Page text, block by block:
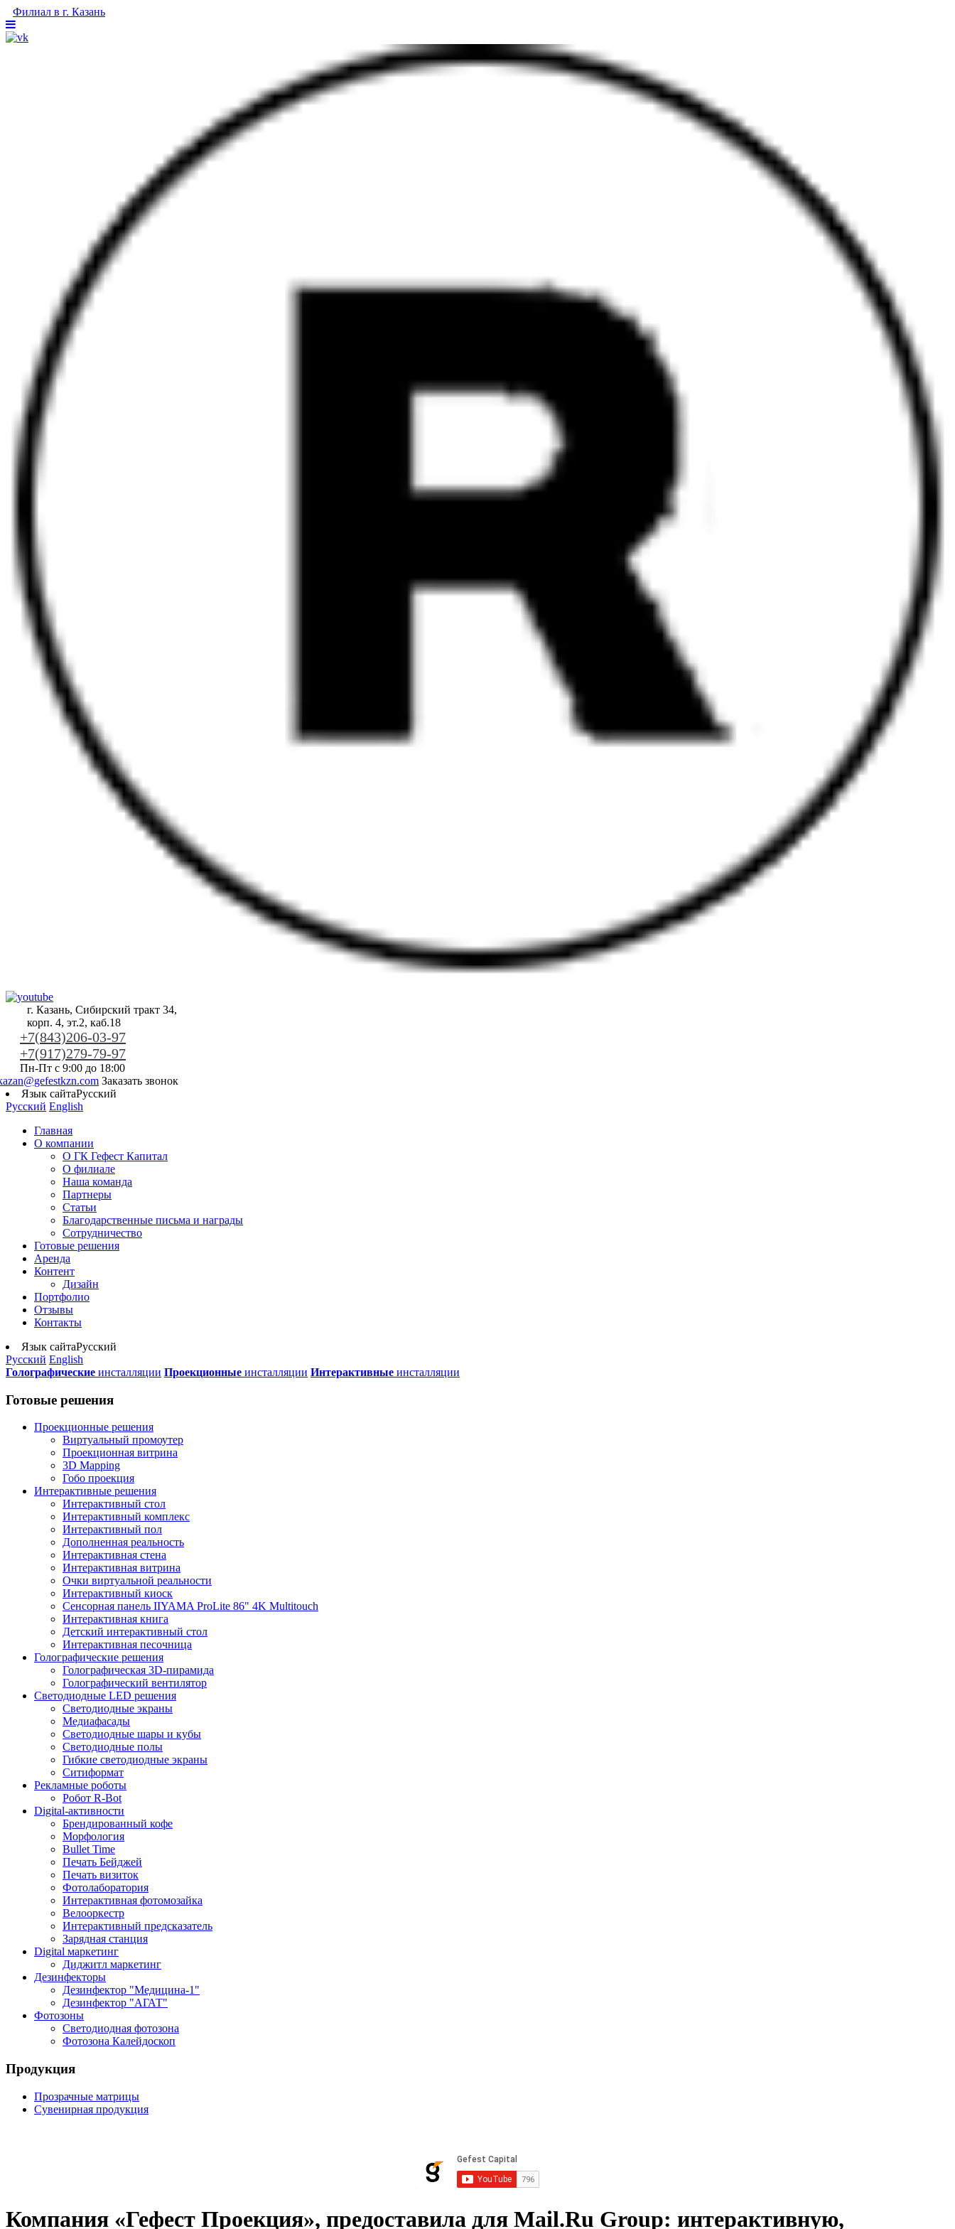
Филиал в г. Казань
г. Казань, Сибирский тракт 34,
корп. 4, эт.2, каб.18
+7(843)206-03-97
+7(917)279-79-97
Пн-Пт с 9:00 до 18:00
Заказать звонок
Язык сайтаРусский
Русский English
Главная
О компании
О ГК Гефест Капитал
О филиале
Наша команда
Партнеры
Статьи
Благодарственные письма и награды
Сотрудничество
Готовые решения
Аренда
Контент
Дизайн
Портфолио
Отзывы
Контакты
Язык сайтаРусский
Русский English
Голографические инсталляции Проекционные инсталляции Интерактивные инсталляции
Готовые решения
Проекционные решения
Виртуальный промоутер
Проекционная витрина
3D Mapping
Гобо проекция
Интерактивные решения
Интерактивный стол
Интерактивный комплекс
Интерактивный пол
Дополненная реальность
Интерактивная стена
Интерактивная витрина
Очки виртуальной реальности
Интерактивный киоск
Сенсорная панель IIYAMA ProLite 86" 4K Multitouch
Интерактивная книга
Детский интерактивный стол
Интерактивная песочница
Голографические решения
Голографическая 3D-пирамида
Голографический вентилятор
Светодиодные LED решения
Светодиодные экраны
Медиафасады
Светодиодные шары и кубы
Светодиодные полы
Гибкие светодиодные экраны
Ситиформат
Рекламные роботы
Робот R-Bot
Digital-активности
Брендированный кофе
Морфология
Bullet Time
Печать Бейджей
Печать визиток
Фотолаборатория
Интерактивная фотомозайка
Велооркестр
Интерактивный предсказатель
Зарядная станция
Digital маркетинг
Диджитл маркетинг
Дезинфекторы
Дезинфектор "Медицина-1"
Дезинфектор "АГАТ"
Фотозоны
Светодиодная фотозона
Фотозона Калейдоскоп
Продукция
Прозрачные матрицы
Сувенирная продукция
Компания «Гефест Проекция», предоставила для Mail.Ru Group: интерактивную,